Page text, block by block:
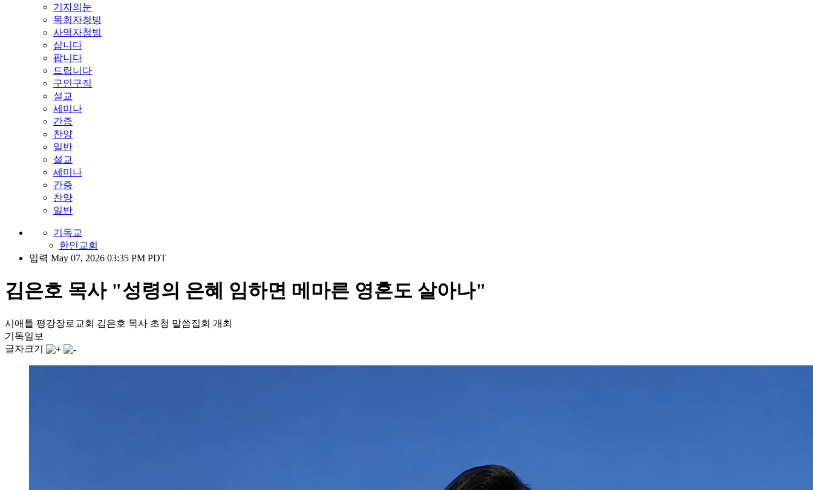
기자의눈
목회자청빙
사역자청빙
삽니다
팝니다
드립니다
구인구직
설교
세미나
간증
찬양
일반
설교
세미나
간증
찬양
일반
기독교
한인교회
입력 May 07, 2026 03:35 PM PDT
김은호 목사 "성령의 은혜 임하면 메마른 영혼도 살아나"
시애틀 평강장로교회 김은호 목사 초청 말씀집회 개최
기독일보
글자크기